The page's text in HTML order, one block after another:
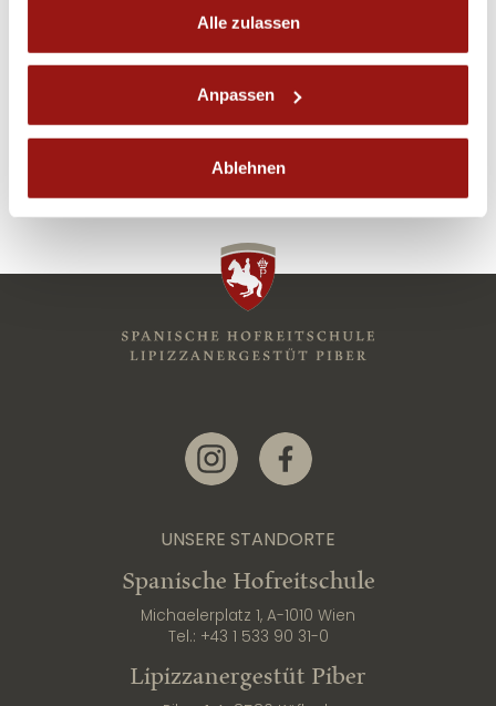
Alle zulassen
Anpassen
Ablehnen
Link zur Instagram-Seite
Link zur Facebook-Seite
UNSERE STANDORTE
Spanische Hofreitschule
Michaelerplatz 1, A-1010 Wien
Tel.: +43 1 533 90 31-0
Lipizzanergestüt Piber